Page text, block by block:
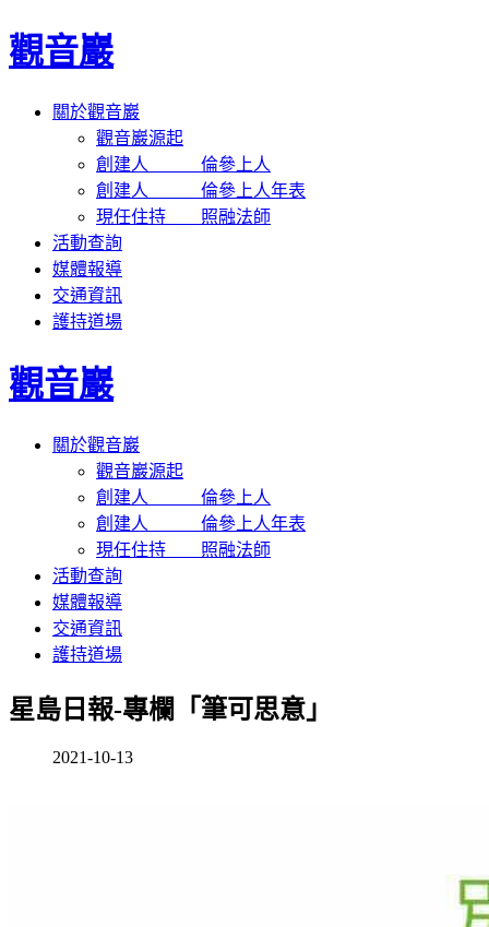
觀音巖
關於觀音巖
觀音巖源起
創建人 倫參上人
創建人 倫參上人年表
現任住持 照融法師
活動查詢
媒體報導
交通資訊
護持道場
觀音巖
關於觀音巖
觀音巖源起
創建人 倫參上人
創建人 倫參上人年表
現任住持 照融法師
活動查詢
媒體報導
交通資訊
護持道場
星島日報-專欄「筆可思意」
2021-10-13